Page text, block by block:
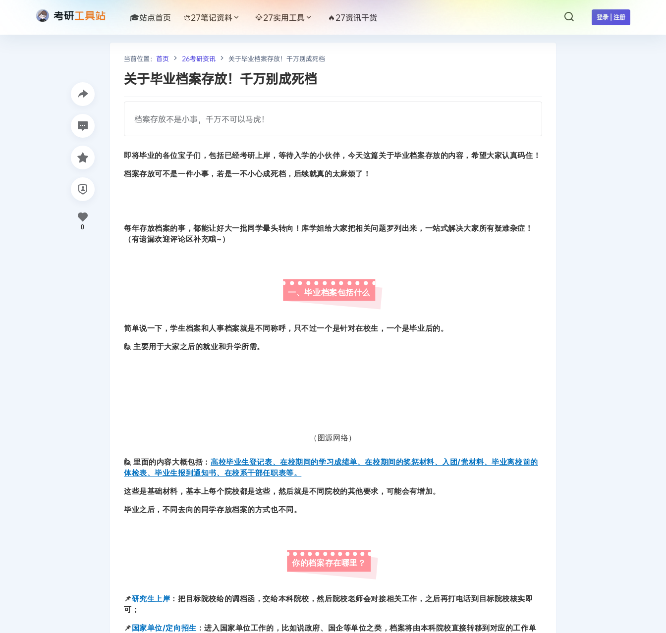
登录 | 注册
🎓站点首页 🎨27笔记资料 💎27实用工具 🔥27资讯干货
当前位置： 首页 26考研资讯 关于毕业档案存放！千万别成死档
关于毕业档案存放！千万别成死档
档案存放不是小事，千万不可以马虎！
即将毕业的各位宝子们，包括已经考研上岸，等待入学的小伙伴，今天这篇关于毕业档案存放的内容，希望大家认真码住！
档案存放可不是一件小事，若是一不小心成死档，后续就真的太麻烦了！
每年存放档案的事，都能让好大一批同学晕头转向！库学姐给大家把相关问题罗列出来，一站式解决大家所有疑难杂症！
（有遗漏欢迎评论区补充哦~）
一、毕业档案包括什么
简单说一下，学生档案和人事档案就是不同称呼，只不过一个是针对在校生，一个是毕业后的。
🙋 主要用于大家之后的就业和升学所需。
（图源网络）
🙋 里面的内容大概包括： 高校毕业生登记表、在校期间的学习成绩单、在校期间的奖惩材料、入团/党材料、毕业离校前的
体检表、毕业生报到通知书、在校系干部任职表等。
这些是基础材料，基本上每个院校都是这些，然后就是不同院校的其他要求，可能会有增加。
毕业之后，不同去向的同学存放档案的方式也不同。
你的档案存在哪里？
📌研究生上岸 ：把目标院校给的调档函，交给本科院校，然后院校老师会对接相关工作，之后再打电话到目标院校核实即
可；
📌国家单位/定向招生 ：进入国家单位工作的，比如说政府、国企等单位之类，档案将由本科院校直接转移到对应的工作单
0